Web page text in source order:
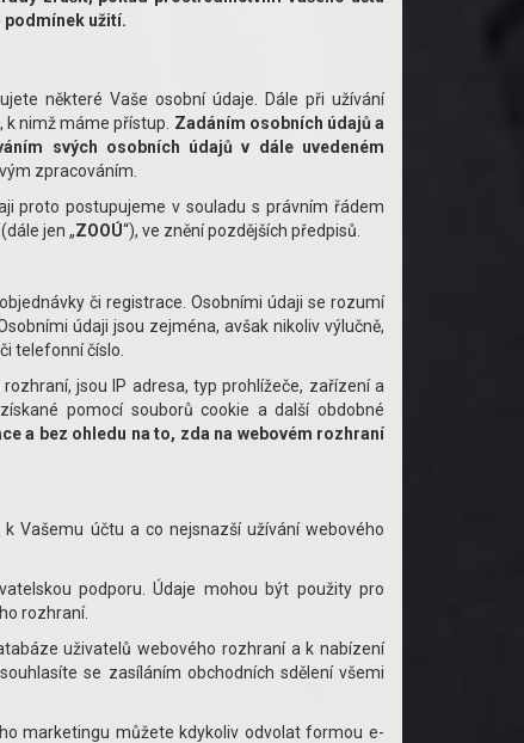
podmínek užití.
některé Vaše osobní údaje. Dále při užívání
nimž máme přístup. Zadáním osobních údajů a
svých osobních údajů v dále uvedeném
zpracováním.
proto postupujeme v souladu s právním řádem
jen „ZOOÚ“), ve znění pozdějších předpisů.
či registrace. Osobními údaji se rozumí
údaji jsou zejména, avšak nikoliv výlučně,
telefonní číslo.
jsou IP adresa, typ prohlížeče, zařízení a
pomocí souborů cookie a další obdobné
a bez ohledu na to, zda na webovém rozhraní
Vašemu účtu a co nejsnazší užívání webového
podporu. Údaje mohou být použity pro
rozhraní.
uživatelů webového rozhraní a k nabízení
se zasíláním obchodních sdělení všemi
marketingu můžete kdykoliv odvolat formou e-